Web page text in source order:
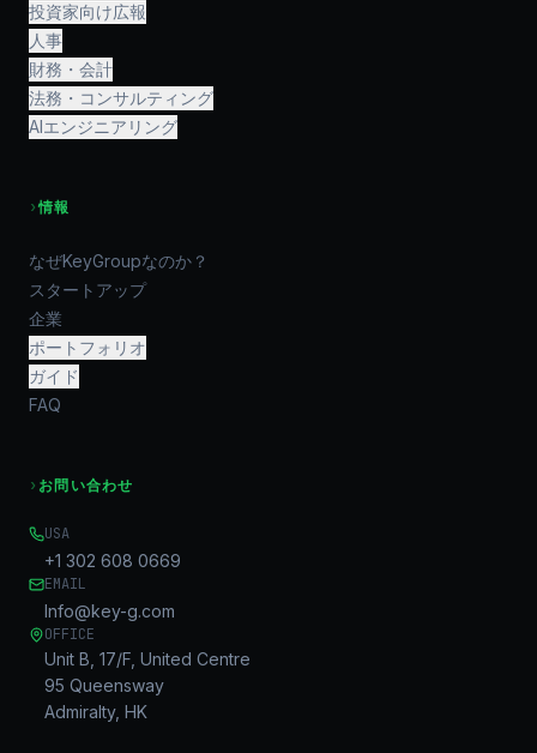
投資家向け広報
人事
財務・会計
法務・コンサルティング
AIエンジニアリング
›情報
なぜKeyGroupなのか？
スタートアップ
企業
ポートフォリオ
ガイド
FAQ
› お問い合わせ
USA
+1 302 608 0669
EMAIL
Info@key-g.com
OFFICE
Unit B, 17/F, United Centre
95 Queensway
Admiralty, HK